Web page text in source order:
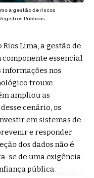
a gestão de riscos
Públicos.
Lima, a gestão de
essencial
nos
trouxe
ampliou as
cenário, os
em sistemas de
e responder
dos dados não é
se de uma exigência
pública.